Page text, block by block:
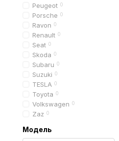
Peugeot 0
Porsche 0
Ravon 0
Renault 0
Seat 0
Skoda 0
Subaru 0
Suzuki 0
TESLA 0
Toyota 0
Volkswagen 0
Zaz 0
Модель